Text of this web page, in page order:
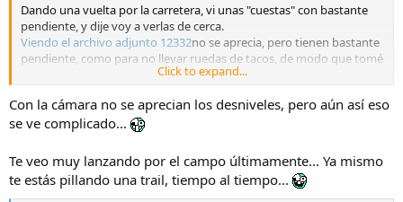
Dando una vuelta por la carretera, vi unas "cuestas" con bastante
pendiente, y dije voy a verlas de cerca.
Viendo el archivo adjunto 12332no se aprecia, pero tienen bastante
pendiente, como para no llevar ruedas de tacos, de modo que tomé
Y desde arriba tampoco me atreví a bajar ninguna de ellas, veía más
factible intentar subir que bajarlas
Viendo el archivo adjunto 12334
Así que baje por la misma que subí
Viendo el archivo adjunto 12335
Click to expand...
Con la cámara no se aprecian los desniveles, pero aún así eso
se ve complicado...
Te veo muy lanzando por el campo últimamente... Ya mismo
te estás pillando una trail, tiempo al tiempo...